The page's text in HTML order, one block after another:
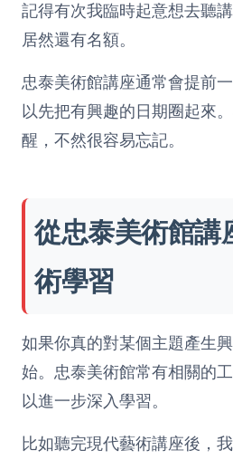
記得有次我臨時起意想去聽
居然還有名額。
忠泰美術館講座通常會提前
以先把有興趣的日期圈起來
醒，不然很容易忘記。
從忠泰美術館講
術學習
如果你真的對某個主題產生
始。忠泰美術館常有相關的
以進一步深入學習。
比如聽完現代藝術講座後，